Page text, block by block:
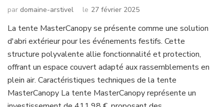
par domaine-arstivel le 27 février 2025
La tente MasterCanopy se présente comme une solution
d'abri extérieur pour les événements festifs. Cette
structure polyvalente allie fonctionnalité et protection,
offrant un espace couvert adapté aux rassemblements en
plein air. Caractéristiques techniques de la tente
MasterCanopy La tente MasterCanopy représente un